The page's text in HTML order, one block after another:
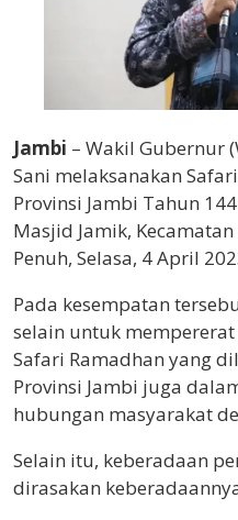
Jambi – Wakil Gubernur
Sani melaksanakan
Provinsi Jambi Tahun
Masjid Jamik,
Penuh, Selasa, 4 April
Pada kesempatan
selain untuk
Safari Ramadhan yang
Provinsi Jambi juga
hubungan masyarakat
Selain itu, keberadaan
dirasakan